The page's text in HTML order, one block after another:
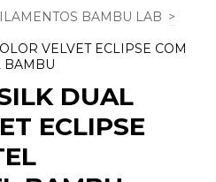
BAMBU LAB >
VELVET ECLIPSE COM
BAMBU
DUAL
ECLIPSE